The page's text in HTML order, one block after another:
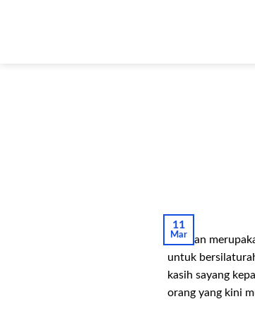
11
Mar
Lebaran
untuk
kasih sayang
orang yang kini